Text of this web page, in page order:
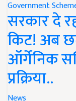
Government
सरकार दे
किट! अब
ऑर्गेनिक
प्रक्रिया..
News